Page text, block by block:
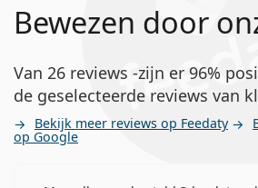
Bewezen door
Van 26 reviews -zijn er 96%
de geselecteerde reviews van
Bekijk meer reviews op Feedaty
op Google